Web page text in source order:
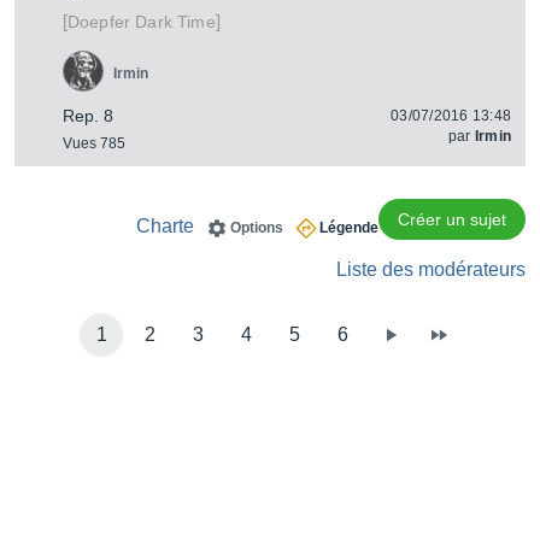
[Doepfer Dark Time]
Rep. 8
Vues 785
Irmin
03/07/2016 13:48
par Irmin
Créer un sujet
Légende
Options
Charte
Liste des modérateurs
1 2 3 4 5 6